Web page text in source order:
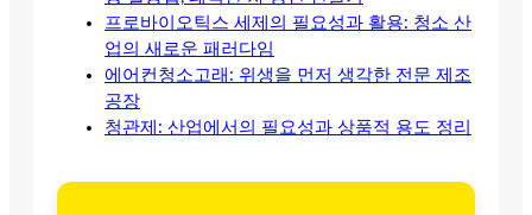
프로바이오틱스 세제의 필요성과 활용: 청소 산
업의 새로운 패러다임
에어컨청소고래: 위생을 먼저 생각한 전문 제조
공장
청관제: 산업에서의 필요성과 상품적 용도 정리